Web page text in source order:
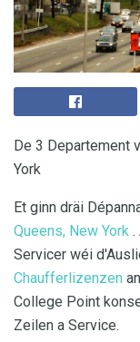
De 3 Departement
York
Et ginn dräi
Queens, New York .
Servicer wéi
Chaufferlizenzen
College Point
Zeilen a Service.